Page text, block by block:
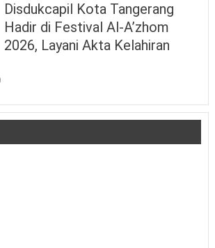
Disdukcapil Kota Tangerang
Hadir di Festival Al-A’zhom
2026, Layani Akta Kelahiran